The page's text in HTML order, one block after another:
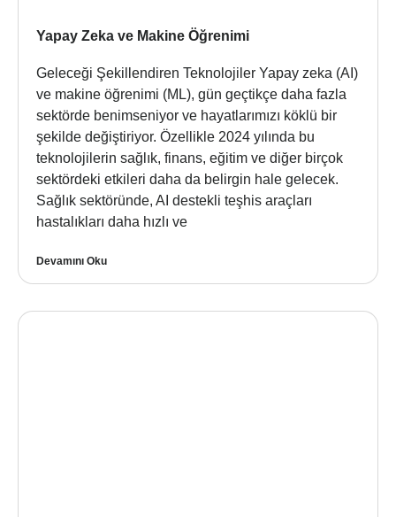
Yapay Zeka ve Makine Öğrenimi
Geleceği Şekillendiren Teknolojiler Yapay zeka (AI)
ve makine öğrenimi (ML), gün geçtikçe daha fazla
sektörde benimseniyor ve hayatlarımızı köklü bir
şekilde değiştiriyor. Özellikle 2024 yılında bu
teknolojilerin sağlık, finans, eğitim ve diğer birçok
sektördeki etkileri daha da belirgin hale gelecek.
Sağlık sektöründe, AI destekli teşhis araçları
hastalıkları daha hızlı ve
Devamını Oku